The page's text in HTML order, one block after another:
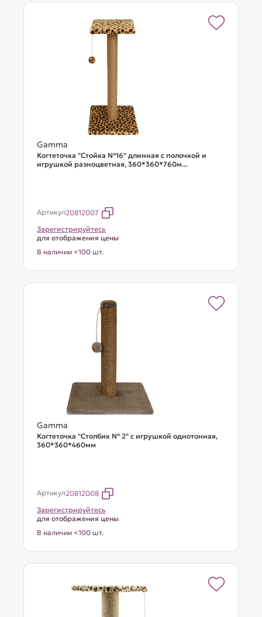
Gamma
Когтеточка "Стойка №16" длинная с полочкой и
игрушкой разноцветная, 360*360*760м...
Артикул20812007
Зарегистрируйтесь
для отображения цены
В наличии <100 шт.
Gamma
Когтеточка "Столбик № 2" с игрушкой однотонная,
360*360*460мм
Артикул20812008
Зарегистрируйтесь
для отображения цены
В наличии <100 шт.